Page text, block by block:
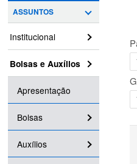
ASSUNTOS
Institucional
Bolsas e Auxílios
Apresentação
Bolsas
Auxílios